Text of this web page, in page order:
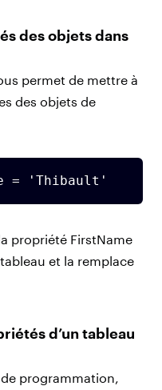
des objets dans
permet de mettre à
des objets de
= 'Thibault'
propriété FirstName
et la remplace
d’un tableau
programmation,